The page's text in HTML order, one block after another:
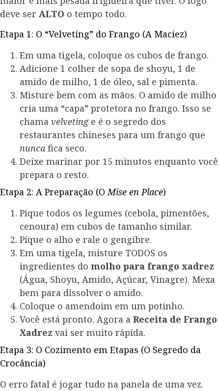
deve ser ALTO o tempo todo.
Etapa 1: O “Velveting” do Frango (A Maciez)
Em uma tigela, coloque os cubos de frango.
Adicione 1 colher de sopa de shoyu, 1 de
amido de milho, 1 de óleo, sal e pimenta.
Misture bem com as mãos. O amido de milho
cria uma “capa” protetora no frango. Isso se
chama velvetinge é o segredo dos
restaurantes chineses para um frango que
nunca fica seco.
Deixe marinar por 15 minutos enquanto você
prepara o resto.
Etapa 2: A Preparação (OMise en Place)
Pique todos os legumes (cebola, pimentões,
cenoura) em cubos de tamanho similar.
Pique o alho e rale o gengibre.
Em uma tigela, misture TODOS os
ingredientes do molho para frango xadrez
(Água, Shoyu, Amido, Açúcar, Vinagre). Mexa
bem para dissolver o amido.
Coloque o amendoim em um potinho.
Você está pronto. Agora a Receita de Frango
Xadrez vai ser muito rápida.
Etapa 3: O Cozimento em Etapas (O Segredo da
Crocância)
O erro fatal é jogar tudo na panela de uma vez.